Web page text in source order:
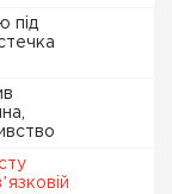
під